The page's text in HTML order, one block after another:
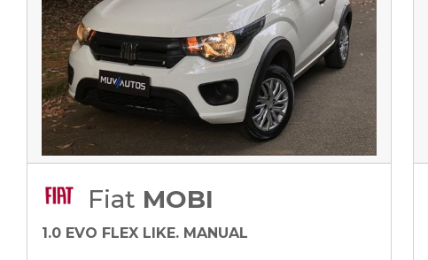
Fiat MOBI
1.0 EVO FLEX LIKE. MANUAL